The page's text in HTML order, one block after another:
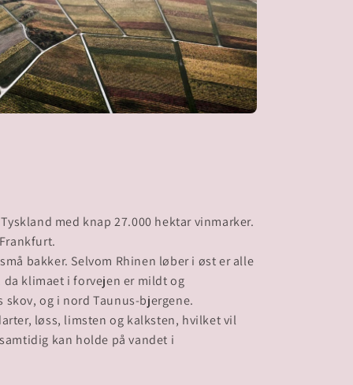
med knap 27.000 hektar vinmarker.
bakker. Selvom Rhinen løber i øst er alle
klimaet i forvejen er mildt og
og i nord Taunus-bjergene.
løss, limsten og kalksten, hvilket vil
kan holde på vandet i